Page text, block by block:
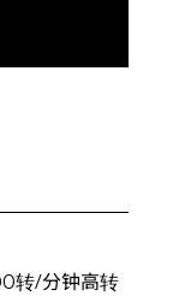
转/分钟高转